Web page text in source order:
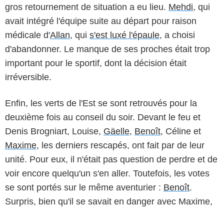
gros retournement de situation a eu lieu. Mehdi, qui
avait intégré l'équipe suite au départ pour raison
médicale d'Allan, qui s'est luxé l'épaule, a choisi
d'abandonner. Le manque de ses proches était trop
important pour le sportif, dont la décision était
irréversible.
Enfin, les verts de l'Est se sont retrouvés pour la
deuxième fois au conseil du soir. Devant le feu et
Denis Brogniart, Louise, Gäelle, Benoît, Céline et
Maxime, les derniers rescapés, ont fait par de leur
unité. Pour eux, il n'était pas question de perdre et de
voir encore quelqu'un s'en aller. Toutefois, les votes
se sont portés sur le même aventurier : Benoît.
Surpris, bien qu'il se savait en danger avec Maxime,